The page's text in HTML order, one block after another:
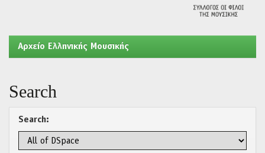
Aρχείο Ελληνικής Μουσικής
Search
Search: